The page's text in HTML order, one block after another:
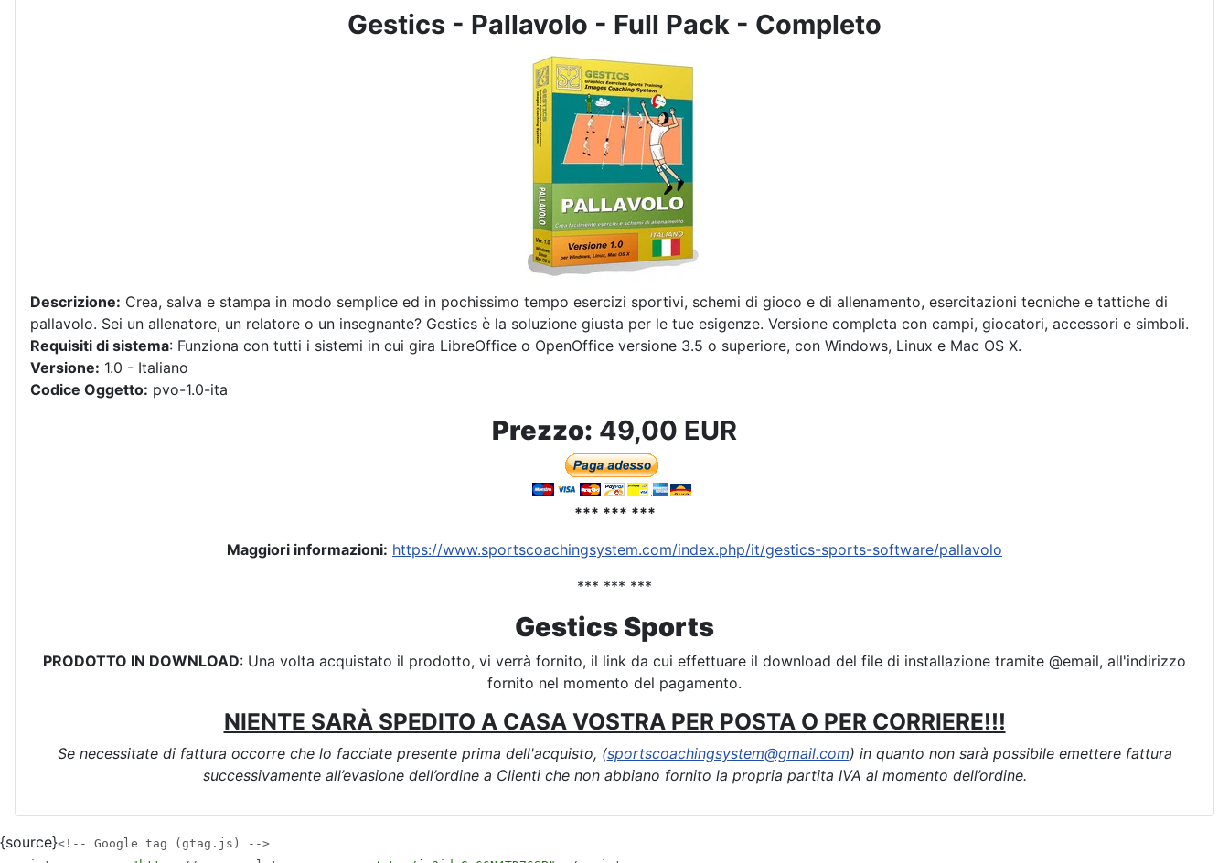
Gestics - Pallavolo - Full Pack - Completo
Descrizione: Crea, salva e stampa in modo semplice ed in pochissimo tempo esercizi sportivi, schemi di gioco e di allenamento, esercitazioni tecniche e tattiche di
pallavolo. Sei un allenatore, un relatore o un insegnante? Gestics è la soluzione giusta per le tue esigenze. Versione completa con campi, giocatori, accessori e simboli.
Requisiti di sistema: Funziona con tutti i sistemi in cui gira LibreOffice o OpenOffice versione 3.5 o superiore, con Windows, Linux e Mac OS X.
Versione: 1.0 - Italiano
Codice Oggetto: pvo-1.0-ita
Prezzo: 49,00 EUR
*** *** ***
Maggiori informazioni: https://www.sportscoachingsystem.com/index.php/it/gestics-sports-software/pallavolo
*** *** ***
Gestics Sports
PRODOTTO IN DOWNLOAD: Una volta acquistato il prodotto, vi verrà fornito, il link da cui effettuare il download del file di installazione tramite @email, all'indirizzo
fornito nel momento del pagamento.
NIENTE SARÀ SPEDITO A CASA VOSTRA PER POSTA O PER CORRIERE!!!
Se necessitate di fattura occorre che lo facciate presente prima dell'acquisto, (sportscoachingsystem@gmail.com) in quanto non sarà possibile emettere fattura
successivamente all’evasione dell’ordine a Clienti che non abbiano fornito la propria partita IVA al momento dell’ordine.
{source}<!-- Google tag (gtag.js) -->